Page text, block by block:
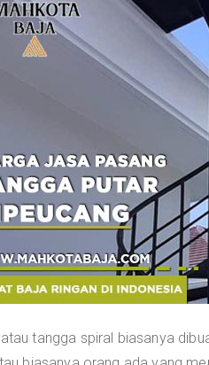
atau tangga spiral biasanya